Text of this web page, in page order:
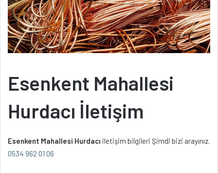
Esenkent Mahallesi
Hurdacı İletişim
Esenkent Mahallesi Hurdacı iletişim bilgileri Şimdi bizi arayınız.
0534 962 01 06